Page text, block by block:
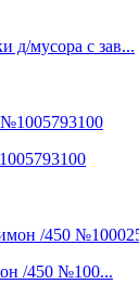
мусора с зав...
/450 №100...